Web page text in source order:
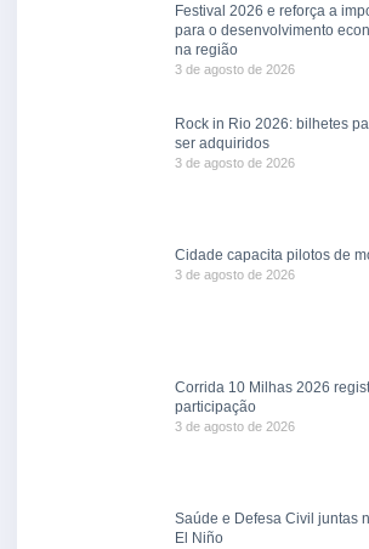
Festival 2026 e reforça a
para o desenvolvimento
na região
3 de agosto de 2026
Rock in Rio 2026: bilhetes
ser adquiridos
3 de agosto de 2026
Cidade capacita pilotos de
3 de agosto de 2026
Corrida 10 Milhas 2026
participação
3 de agosto de 2026
Saúde e Defesa Civil juntas
El Niño